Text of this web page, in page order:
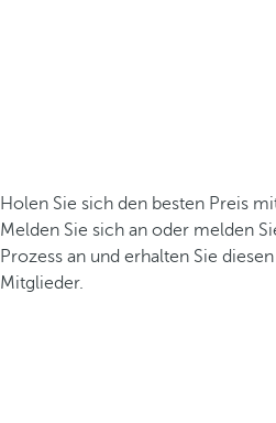
Holen Sie sich den besten Preis
Melden Sie sich an oder melden
Prozess an und erhalten Sie
Mitglieder.